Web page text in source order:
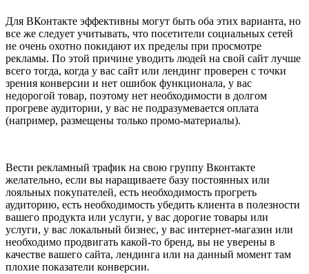
Для ВКонтакте эффективны могут быть оба этих варианта, но
все же следует учитывать, что посетители социальных сетей
не очень охотно покидают их пределы при просмотре
рекламы. По этой причине уводить людей на свой сайт лучше
всего тогда, когда у вас сайт или лендинг проверен с точки
зрения конверсии и нет ошибок функционала, у вас
недорогой товар, поэтому нет необходимости в долгом
прогреве аудитории, у вас не подразумевается оплата
(например, размещены только промо-материалы).
Вести рекламный трафик на свою группу Вконтакте
желательно, если вы наращиваете базу постоянных или
лояльных покупателей, есть необходимость прогреть
аудиторию, есть необходимость убедить клиента в полезности
вашего продукта или услуги, у вас дорогие товары или
услуги, у вас локальный бизнес, у вас интернет-магазин или
необходимо продвигать какой-то бренд, вы не уверены в
качестве вашего сайта, лендинга или на данный момент там
плохие показатели конверсии.